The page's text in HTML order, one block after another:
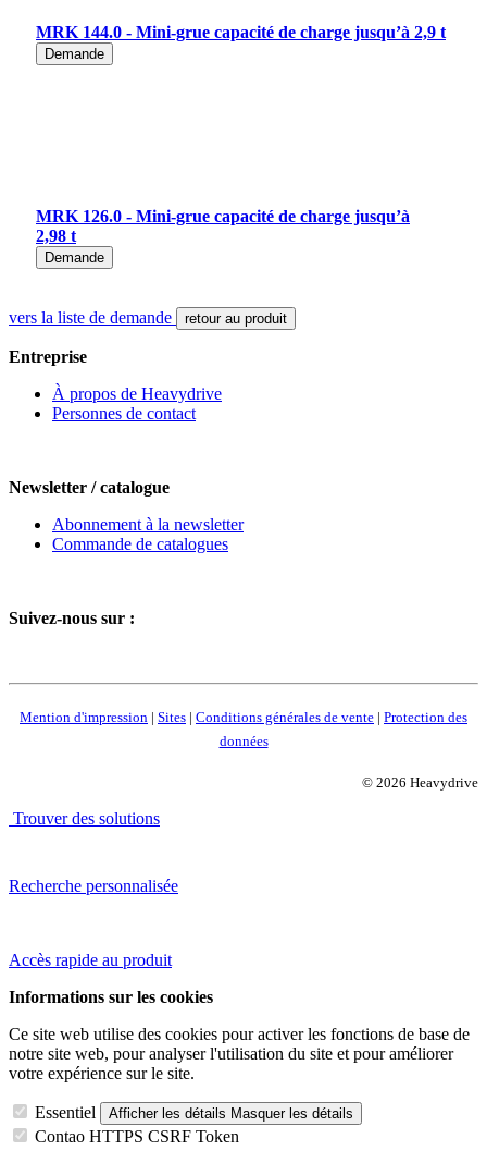
MRK 144.0 - Mini-grue capacité de charge jusqu’à 2,9 t
Demande
MRK 126.0 - Mini-grue capacité de charge jusqu’à
2,98 t
Demande
vers la liste de demande retour au produit
Entreprise
À propos de Heavydrive
Personnes de contact
Newsletter / catalogue
Abonnement à la newsletter
Commande de catalogues
Suivez-nous sur :
Mention d'impression | Sites | Conditions générales de vente | Protection des
données
© 2026 Heavydrive
Trouver des solutions
Recherche personnalisée
Accès rapide au produit
Informations sur les cookies
Ce site web utilise des cookies pour activer les fonctions de base de
notre site web, pour analyser l'utilisation du site et pour améliorer
votre expérience sur le site.
Essentiel Afficher les détails Masquer les détails
Contao HTTPS CSRF Token